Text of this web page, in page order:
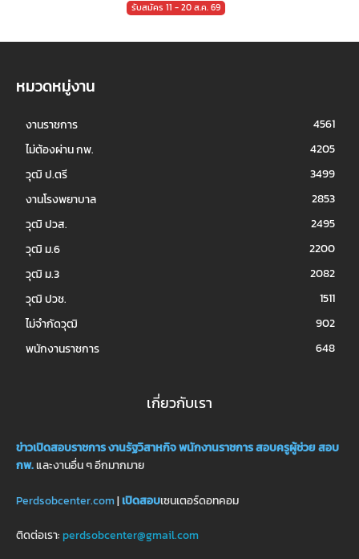
รับสมัคร 11 - 20 ส.ค. 69
หมวดหมู่งาน
งานราชการ
4561
ไม่ต้องผ่าน กพ.
4205
วุฒิ ป.ตรี
3499
งานโรงพยาบาล
2853
วุฒิ ปวส.
2495
วุฒิ ม.6
2200
วุฒิ ม.3
2082
วุฒิ ปวช.
1511
ไม่จำกัดวุฒิ
902
พนักงานราชการ
648
เกี่ยวกับเรา
ข่าวเปิดสอบราชการงานรัฐวิสาหกิจพนักงานราชการสอบครูผู้ช่วยสอบ
กพ.และงานอื่น ๆ อีกมากมาย
Perdsobcenter.com|เปิดสอบเซนเตอร์ดอทคอม
ติดต่อเรา: perdsobcenter@gmail.com